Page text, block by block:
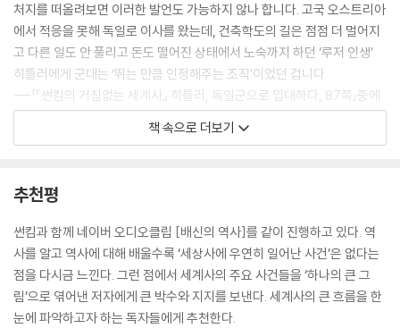
일본의 왕은 허수아비였다
미국에 의해 강제 개항하는 일본
일본 극우의 뿌리, 요시다 쇼인을 기억하자
야스쿠니 신사 참배를 반대해야 하는 이유
하급 사무라이들의 반란, 메이지 유신
조선의 동학농민혁명을 악용하는 일본
일본, 조선 땅에서 청일전쟁을 일으키다
명성황후 시해사건을 세계사적 관점에서 보면
미국과 일본의 밀약에 한반도, 일본에 넘어가다
일본, 관동대지진으로 비틀거리다
제국주의 일본, 만주를 침공하다
일본, 상하이에서 뺨 맞고 난징에서 복수하다
막 나가는 일본을 손보기 시작하는 미국
처지를 떠올려보면 이러한 발언도 가능하지 않나 합니다. 고국 오스트리아
에서 적응을 못해 독일로 이사를 왔는데, 건축학도의 길은 점점 더 멀어지
고 다른 일도 안 풀리고 돈도 떨어진 상태에서 노숙까지 하던 ‘루저 인생’
히틀러에게 군대는 ‘뛰는 만큼 인정해주는 조직’이었던 겁니다.
---「『썬킴의 거침없는 세계사』 히틀러, 독일군으로 입대하다, 87쪽」중에
서
와는 일본 규슈 아래에 있지요. 만일 미군이 오키나와를 점령하면 일본 규
슈 점령은 누워서 떡 먹기고 규슈가 미군에 넘어가면 일본 본토 점령은 기
정사실이 되는 거였습니다. 1945년 4월 1일. 미군은 총 55만 명의 대규모
병력으로 오키나와 점령 작전에 들어갑니다. 오키나와에 주둔하고 있던 약
12만 명의 일본군은 죽음을 각오하고 미군과 맞서 싸웁니다. 특히 일본군
은 모두 ‘옥쇄(玉碎)’를 각오합니다. ‘옥처럼 아름답게 부서지다’라는 뜻으
책 속으로 더보기
추천평
썬킴과 함께 네이버 오디오클립 [배신의 역사]를 같이 진행하고 있다. 역
사를 알고 역사에 대해 배울수록 ‘세상사에 우연히 일어난 사건’은 없다는
점을 다시금 느낀다. 그런 점에서 세계사의 주요 사건들을 ‘하나의 큰 그
림’으로 엮어낸 저자에게 큰 박수와 지지를 보낸다. 세계사의 큰 흐름을 한
눈에 파악하고자 하는 독자들에게 추천한다.